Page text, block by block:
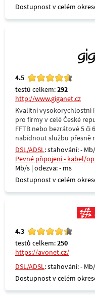
Dostupnost v celém
4.5
testů celkem:292
http://www.giganet.cz
Kvalitní vysokorychlostní
pro firmy v celé České
FFTB nebo bezrátové 5 či
nabídnout službu přesně
DSL/ADSL: stahování: -
Pevné připojení - kabel/
Mb/s | odezva: - ms
Dostupnost v celém
4.3
testů celkem:250
https://avonet.cz/
DSL/ADSL: stahování: -
Dostupnost v celém